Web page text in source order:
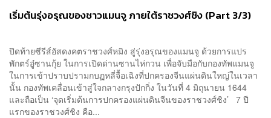
เริ่มต้นรุ่งอรุณของชาวแมนจู ภายใต้ราชวงศ์ชิง (Part 3/3)
ปิดท้ายซีรีส์อัสดงคตราชวงศ์หมิง สู่รุ่งอรุณของแมนจู ด้วยการแปร
พักตร์อู๋ซานกุ้ย ในการเปิดด่านซานไห่กวน เพื่อจับมือกับกองทัพแมนจู
ในการเข้าปราบปรามกบฏหลี่จื้อเฉิงที่ปกครองจีนแผ่นดินใหญ่ในเวลา
นั้น กองทัพเคลื่อนเข้าสู่ใจกลางกรุงปักกิ่ง ในวันที่ 4 มิถุนายน 1644
และถือเป็น ‘จุดเริ่มต้นการปกครองแผ่นดินจีนของราชวงศ์ชิง’ 7 ปี
แรกของราชวงศ์ชิง คือ...